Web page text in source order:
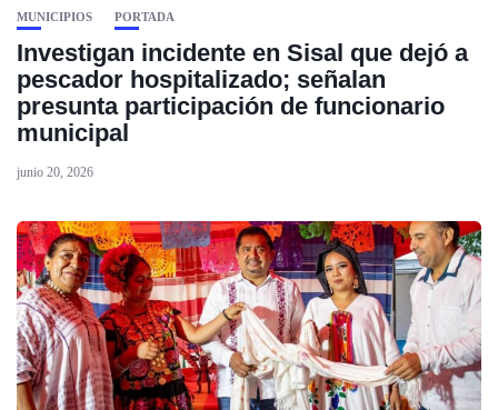
MUNICIPIOS PORTADA
Investigan incidente en Sisal que dejó a
pescador hospitalizado; señalan
presunta participación de funcionario
municipal
junio 20, 2026